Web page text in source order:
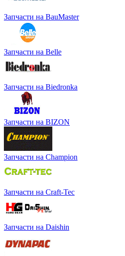
Запчасти на BauMaster
Запчасти на Belle
Запчасти на Biedronka
Запчасти на BIZON
Запчасти на Champion
Запчасти на Craft-Tec
Запчасти на Daishin